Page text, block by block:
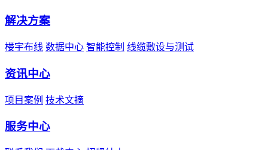
解决方案
楼宇布线 数据中心 智能控制 线缆敷设与测试
资讯中心
项目案例 技术文摘
服务中心